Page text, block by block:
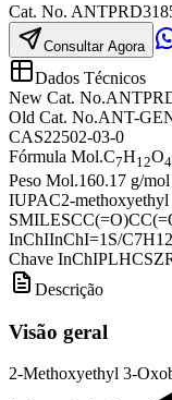
Cat. No.
Consultar Agora
Dados Técnicos
New Cat. No.
Old Cat. No.ANT-
CAS22502-03-0
Fórmula Mol.C7H12O4
Peso Mol.160.17 g/mol
IUPAC2-
SMILES
InChIInChI=1S/
Chave InChI
Descrição
Visão geral
2-Methoxyethyl 3-